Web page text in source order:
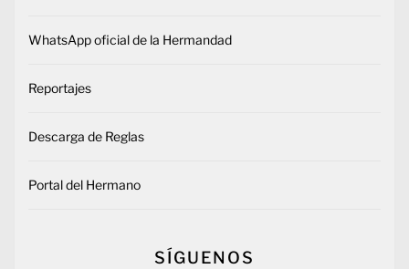
WhatsApp oficial de la Hermandad
Reportajes
Descarga de Reglas
Portal del Hermano
SÍGUENOS